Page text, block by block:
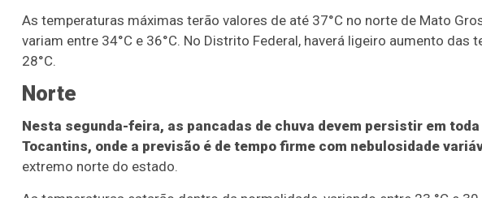
As temperaturas máximas terão valores de até 37°C no norte de Mato
variam entre 34°C e 36°C. No Distrito Federal, haverá ligeiro aumento
28°C.
Norte
Nesta segunda-feira, as pancadas de chuva devem persistir em
Tocantins, onde a previsão é de tempo firme com nebulosidade
extremo norte do estado.